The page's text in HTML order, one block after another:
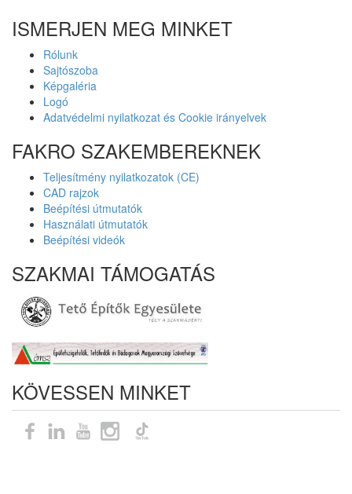
ISMERJEN MEG MINKET
Rólunk
Sajtószoba
Képgaléria
Logó
Adatvédelmi nyilatkozat és Cookie irányelvek
FAKRO SZAKEMBEREKNEK
Teljesítmény nyilatkozatok (CE)
CAD rajzok
Beépítési útmutatók
Használati útmutatók
Beépítési videók
SZAKMAI TÁMOGATÁS
KÖVESSEN MINKET